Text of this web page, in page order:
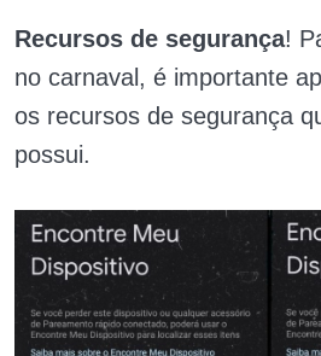
Recursos de segurança!
no carnaval, é importante
os recursos de segurança
possui.